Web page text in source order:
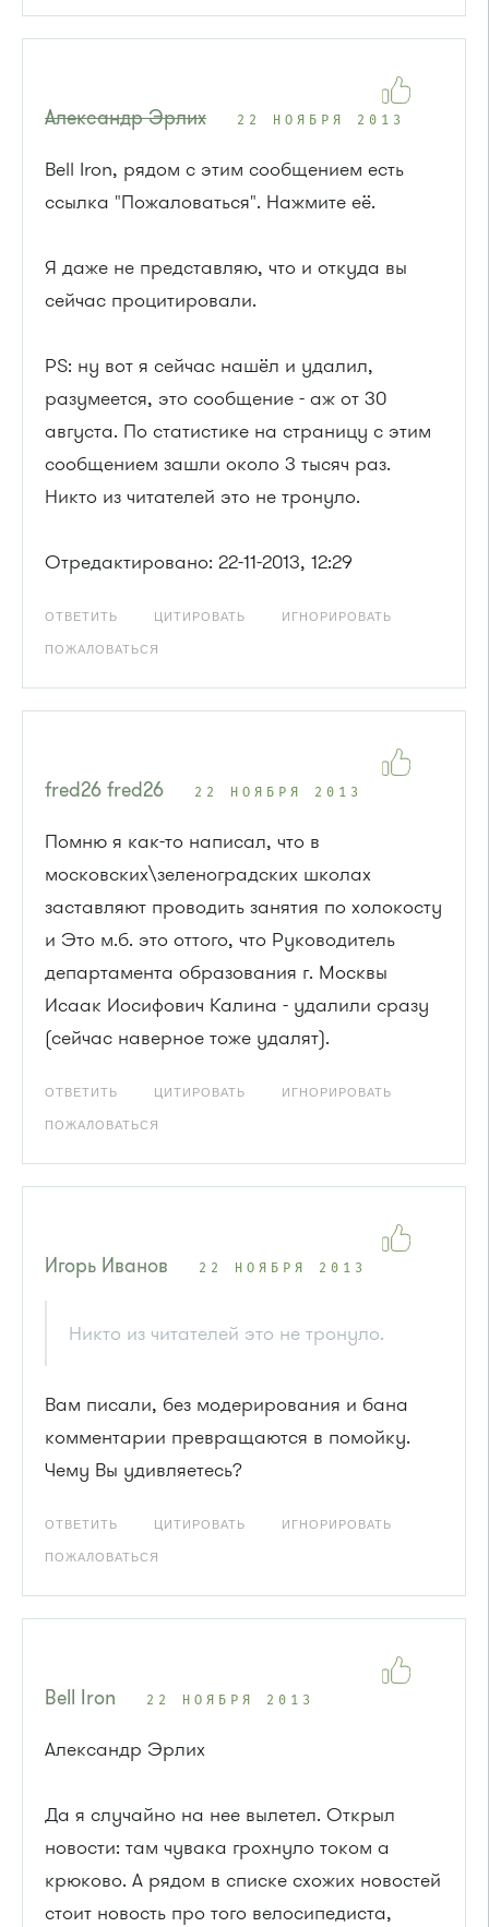
Александр Эрлих 22 НОЯБРЯ 2013
Bell Iron, рядом с этим сообщением есть
ссылка "Пожаловаться". Нажмите её.
Я даже не представляю, что и откуда вы
сейчас процитировали.
PS: ну вот я сейчас нашёл и удалил,
разумеется, это сообщение - аж от 30
августа. По статистике на страницу с этим
сообщением зашли около 3 тысяч раз.
Никто из читателей это не тронуло.
Отредактировано: 22-11-2013, 12:29
ОТВЕТИТЬ ЦИТИРОВАТЬ ИГНОРИРОВАТЬ
ПОЖАЛОВАТЬСЯ
fred26 fred26 22 НОЯБРЯ 2013
Помню я как-то написал, что в
московских\зеленоградских школах
заставляют проводить занятия по холокосту
и Это м.б. это оттого, что Руководитель
департамента образования г. Москвы
Исаак Иосифович Калина - удалили сразу
(сейчас наверное тоже удалят).
ОТВЕТИТЬ ЦИТИРОВАТЬ ИГНОРИРОВАТЬ
ПОЖАЛОВАТЬСЯ
Игорь Иванов 22 НОЯБРЯ 2013
Никто из читателей это не тронуло.
Вам писали, без модерирования и бана
комментарии превращаются в помойку.
Чему Вы удивляетесь?
ОТВЕТИТЬ ЦИТИРОВАТЬ ИГНОРИРОВАТЬ
ПОЖАЛОВАТЬСЯ
Bell Iron 22 НОЯБРЯ 2013
Александр Эрлих
Да я случайно на нее вылетел. Открыл
новости: там чувака грохнуло током а
крюково. А рядом в списке схожих новостей
стоит новость про того велосипедиста,